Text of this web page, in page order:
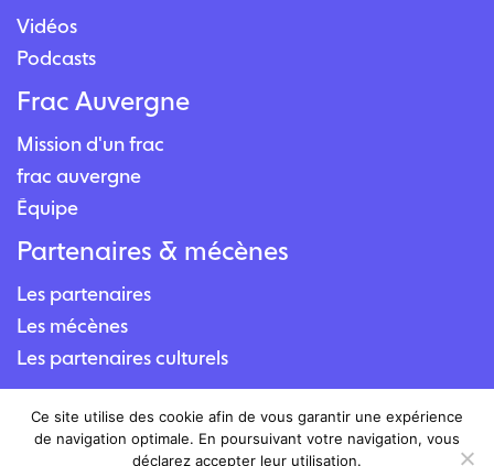
Vidéos
Podcasts
Frac Auvergne
Mission d'un frac
frac auvergne
Équipe
Partenaires & mécènes
Les partenaires
Les mécènes
Les partenaires culturels
Contact
Nous contacter
Ce site utilise des cookie afin de vous garantir une expérience
de navigation optimale. En poursuivant votre navigation, vous
déclarez accepter leur utilisation.